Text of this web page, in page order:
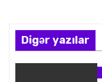
n
a
Digər yazılar